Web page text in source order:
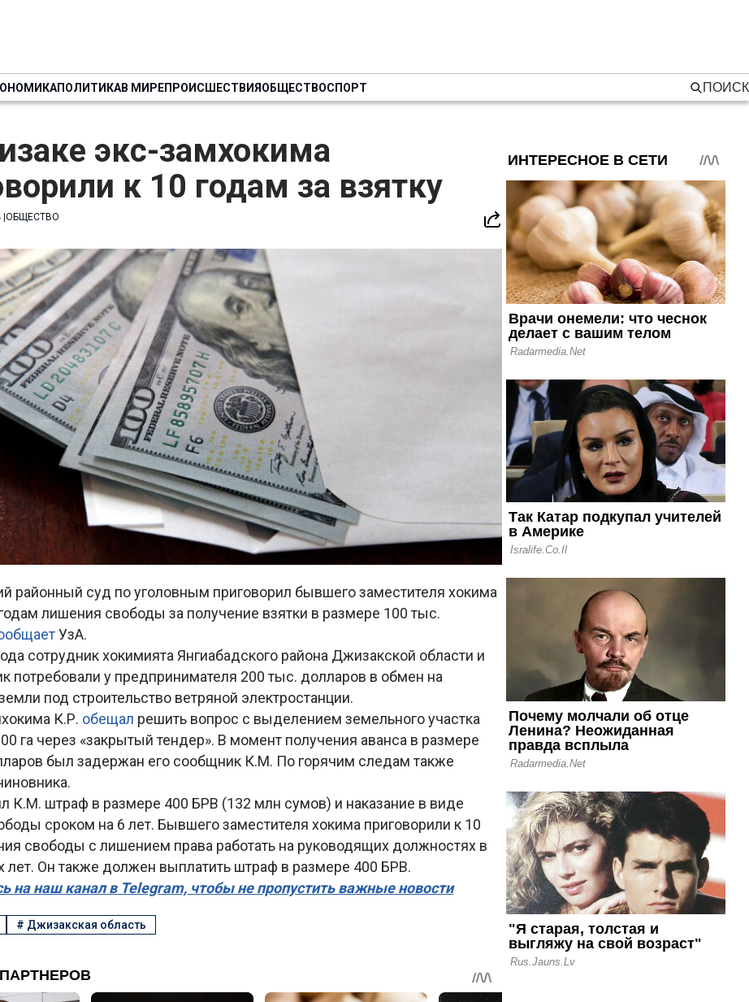
ПОЛИТИКАВ МИРЕПРОИСШЕСТВИЯОБЩЕСТВОСПОРТ ПОИСК
экс-замхокима
к 10 годам за взятку
| ОБЩЕСТВО
районный суд по уголовным приговорил бывшего заместителя хокима
лишения свободы за получение взятки в размере 100 тыс.
УзА.
сотрудник хокимията Янгиабадского района Джизакской области и
потребовали у предпринимателя 200 тыс. долларов в обмен на
под строительство ветряной электростанции.
К.Р. обещал решить вопрос с выделением земельного участка
га через «закрытый тендер». В момент получения аванса в размере
был задержан его сообщник К.М. По горячим следам также
К.М. штраф в размере 400 БРВ (132 млн сумов) и наказание в виде
сроком на 6 лет. Бывшего заместителя хокима приговорили к 10
свободы с лишением права работать на руководящих должностях в
лет. Он также должен выплатить штраф в размере 400 БРВ.
на наш канал в Telegram, чтобы не пропустить важные новости
# Джизакская область